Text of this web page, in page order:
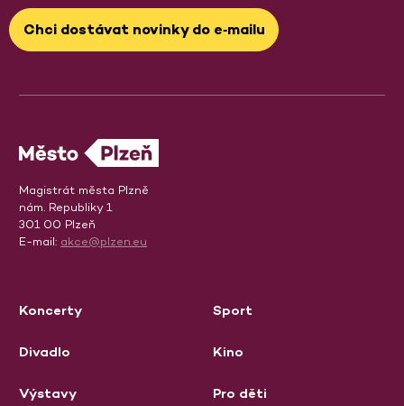
Chci dostávat novinky do e‑mailu
Magistrát města Plzně
nám. Republiky 1
301 00 Plzeň
E-mail: akce@plzen.eu
Koncerty
Divadlo
Výstavy
Sport
Kino
Pro děti